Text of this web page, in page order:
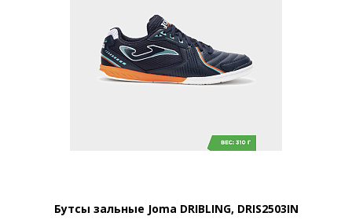
Бутсы зальные Joma DRIBLING, DRIS2503IN